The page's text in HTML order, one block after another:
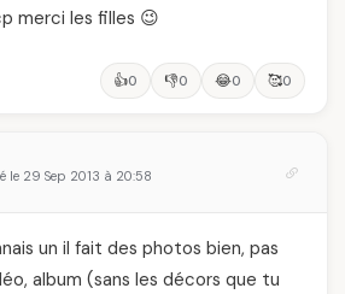
merci les filles 😉
👍0 👎0 😂0 🥰0
le 29 Sep 2013 à 20:58
un il fait des photos bien, pas
album (sans les décors que tu